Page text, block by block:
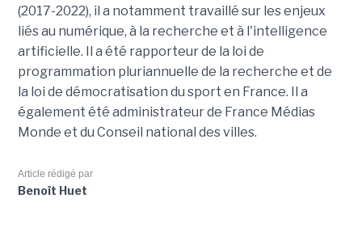
(2017-2022), il a notamment travaillé sur les enjeux
liés au numérique, à la recherche et à l'intelligence
artificielle. Il a été rapporteur de la loi de
programmation pluriannuelle de la recherche et de
la loi de démocratisation du sport en France. Il a
également été administrateur de France Médias
Monde et du Conseil national des villes.
Article rédigé par
Benoît Huet